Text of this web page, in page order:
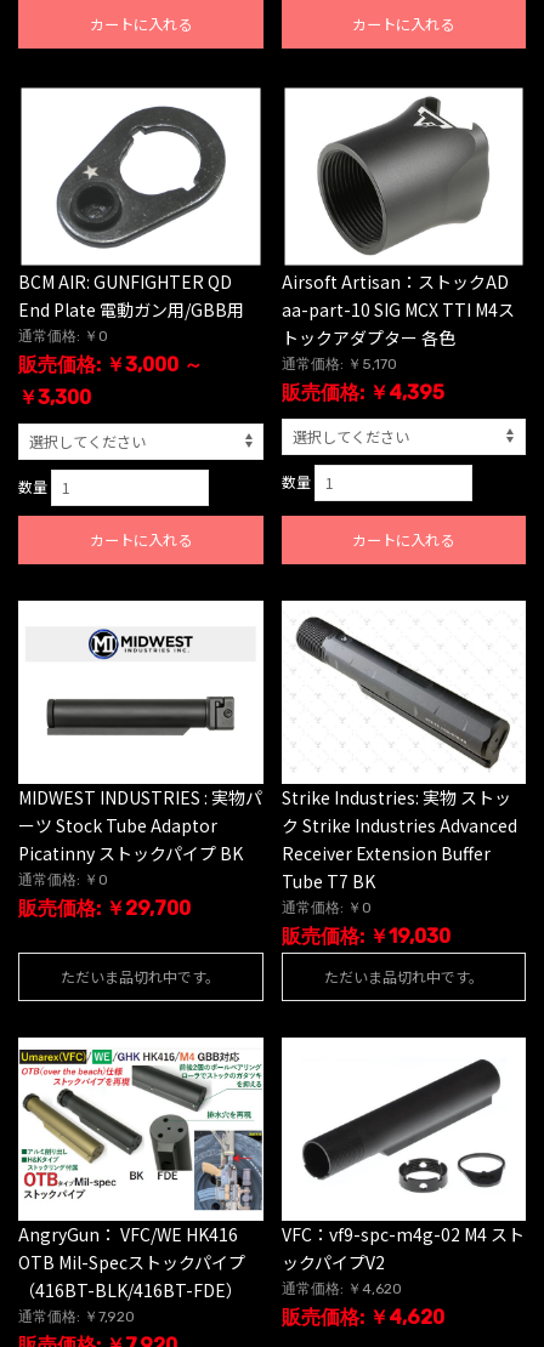
カートに入れる カートに入れる
BCM AIR: GUNFIGHTER QD
End Plate 電動ガン用/GBB用
通常価格: ￥0
販売価格: ￥3,000 ～
￥3,300
数量
カートに入れる
Airsoft Artisan：ストックAD
aa-part-10 SIG MCX TTI M4ス
トックアダプター 各色
通常価格: ￥5,170
販売価格: ￥4,395
数量
カートに入れる
MIDWEST INDUSTRIES : 実物パ
ーツ Stock Tube Adaptor
Picatinny ストックパイプ BK
通常価格: ￥0
販売価格: ￥29,700
ただいま品切れ中です。
Strike Industries: 実物 ストッ
ク Strike Industries Advanced
Receiver Extension Buffer
Tube T7 BK
通常価格: ￥0
販売価格: ￥19,030
ただいま品切れ中です。
AngryGun： VFC/WE HK416
OTB Mil-Specストックパイプ
（416BT-BLK/416BT-FDE）
通常価格: ￥7,920
VFC：vf9-spc-m4g-02 M4 スト
ックパイプV2
通常価格: ￥4,620
販売価格: ￥4,620